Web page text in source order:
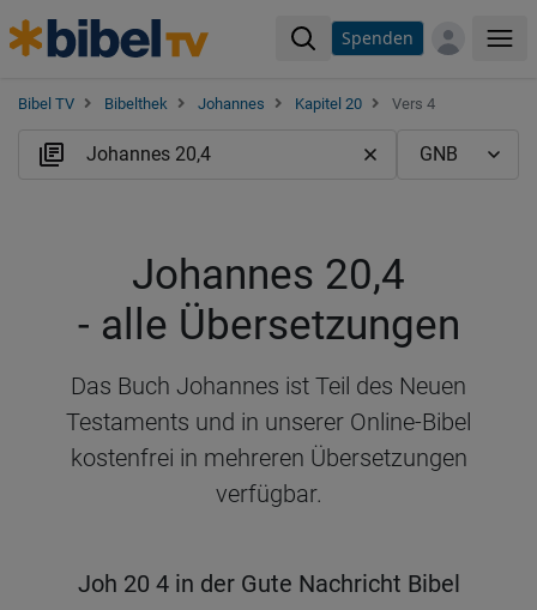
Spenden
Bibel TV Bibelthek Johannes Kapitel 20 Vers 4
Johannes 20,4
- alle Übersetzungen
Das Buch Johannes ist Teil des Neuen
Testaments und in unserer Online-Bibel
kostenfrei in mehreren Übersetzungen
verfügbar.
Joh 20 4 in der Gute Nachricht Bibel